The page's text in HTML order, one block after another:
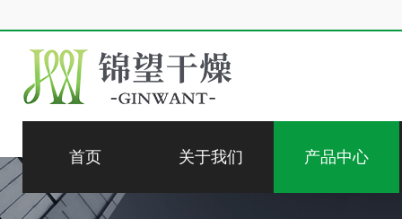
首页 关于我们 产品中心